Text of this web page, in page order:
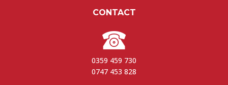
CONTACT
0359 459 730
0747 453 828